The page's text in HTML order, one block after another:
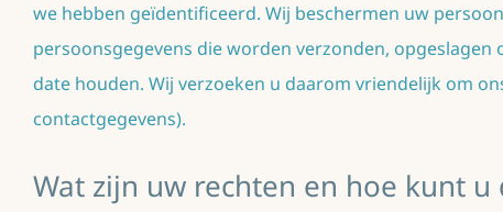
we hebben geïdentificeerd. Wij beschermen uw
persoonsgegevens die worden verzonden,
date houden. Wij verzoeken u daarom vriendelijk om
contactgegevens).
Wat zijn uw rechten en hoe kunt u